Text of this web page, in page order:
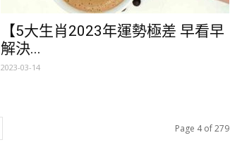
【5大生肖2023年運勢極差 早看早
解決...
2023-03-14
Page 4 of 279